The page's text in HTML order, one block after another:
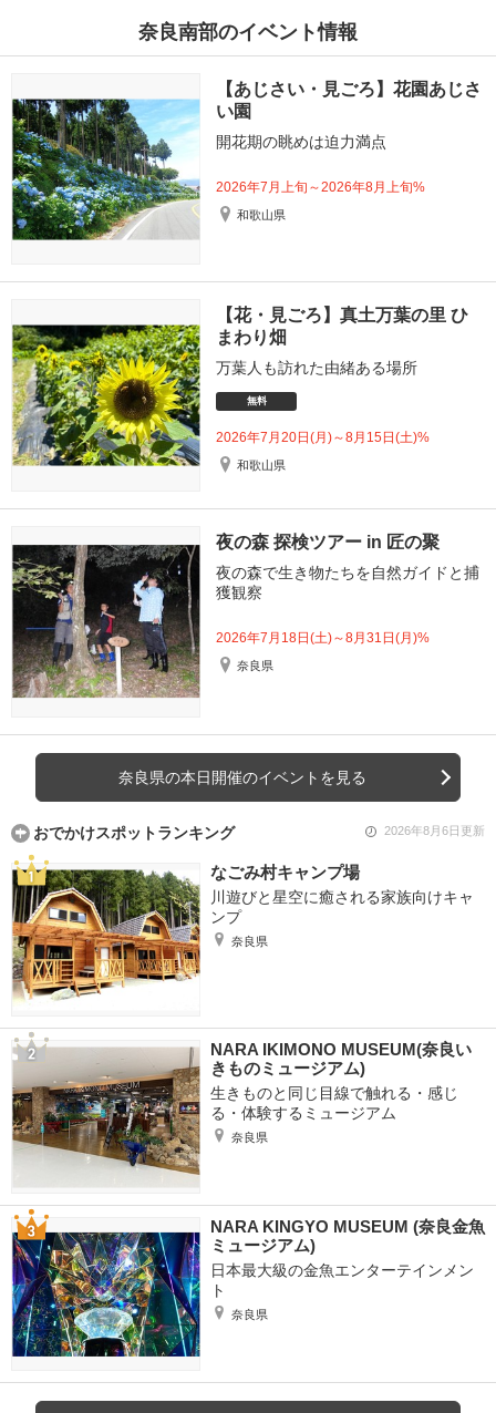
奈良南部のイベント情報
【あじさい・見ごろ】花園あじさ
い園
開花期の眺めは迫力満点
2026年7月上旬～2026年8月上旬%
和歌山県
【花・見ごろ】真土万葉の里 ひ
まわり畑
万葉人も訪れた由緒ある場所
無料
2026年7月20日(月)～8月15日(土)%
和歌山県
夜の森 探検ツアー in 匠の聚
夜の森で生き物たちを自然ガイドと捕
獲観察
2026年7月18日(土)～8月31日(月)%
奈良県
奈良県の本日開催のイベントを見る
おでかけスポットランキング 2026年8月6日更新
なごみ村キャンプ場
川遊びと星空に癒される家族向けキャ
ンプ
奈良県
NARA IKIMONO MUSEUM(奈良い
きものミュージアム)
生きものと同じ目線で触れる・感じ
る・体験するミュージアム
奈良県
NARA KINGYO MUSEUM (奈良金魚
ミュージアム)
日本最大級の金魚エンターテインメン
ト
奈良県